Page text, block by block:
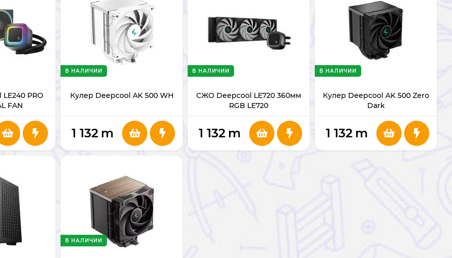
PRO
FAN
Кулер Deepcool AK 500 WH
В НАЛИЧИИ
1 132 m
СЖО Deepcool LE720 360мм
RGB LE720
В НАЛИЧИИ
1 132 m
Кулер Deepcool AK 500 Zero
Dark
В НАЛИЧИИ
1 132 m
В НАЛИЧИИ